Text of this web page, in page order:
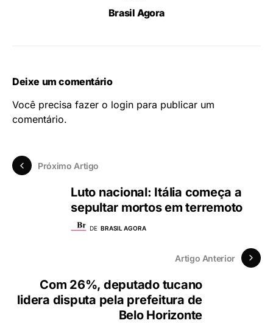
Brasil Agora
Deixe um comentário
Você precisa fazer o login para publicar um
comentário.
Próximo Artigo
Luto nacional: Itália começa a
sepultar mortos em terremoto
DE BRASIL AGORA
Artigo Anterior
Com 26%, deputado tucano
lidera disputa pela prefeitura de
Belo Horizonte